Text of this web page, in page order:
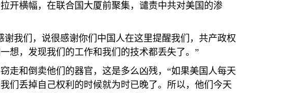
开横幅，在联合国大厦前聚集，谴责中共对美国的渗
我们，说很感谢你们中国人在这里提醒我们，共产政权
想，发现我们的工作和我们的技术都丢失了。”
走和倒卖他们的器官，这是多么凶残，“如果美国人每天
们丢掉自己权利的时候就为时已晚了。所以，他们今天